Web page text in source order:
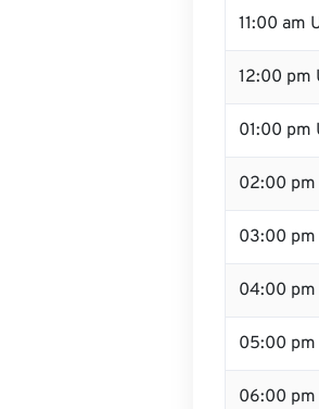
11:00 am
12:00 pm
01:00 pm
02:00 pm
03:00 pm
04:00 pm
05:00 pm
06:00 pm